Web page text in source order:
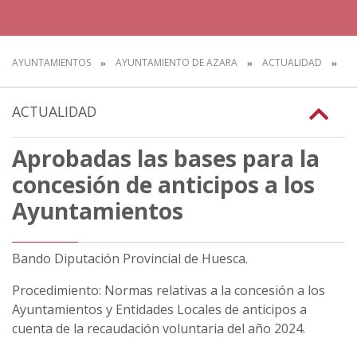
AYUNTAMIENTOS AYUNTAMIENTO DE AZARA ACTUALIDAD
ACTUALIDAD
Aprobadas las bases para la
concesión de anticipos a los
Ayuntamientos
Bando Diputación Provincial de Huesca.
Procedimiento: Normas relativas a la concesión a los
Ayuntamientos y Entidades Locales de anticipos a
cuenta de la recaudación voluntaria del año 2024.